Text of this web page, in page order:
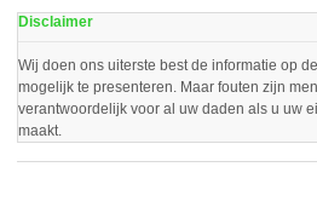
Disclaimer
Wij doen ons uiterste best de informatie op
mogelijk te presenteren. Maar fouten zijn
verantwoordelijk voor al uw daden als u uw
maakt.